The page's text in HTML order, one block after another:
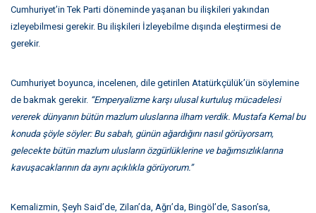
Cumhuriyet’in Tek Parti döneminde yaşanan bu ilişkileri yakından
izleyebilmesi gerekir. Bu ilişkileri İzleyebilme dışında eleştirmesi de
gerekir.
Cumhuriyet boyunca, incelenen, dile getirilen Atatürkçülük’ün söylemine
de bakmak gerekir. “Emperyalizme karşı ulusal kurtuluş mücadelesi
vererek dünyanın bütün mazlum uluslarına ilham verdik. Mustafa Kemal bu
konuda şöyle söyler: Bu sabah, günün ağardığını nasıl görüyorsam,
gelecekte bütün mazlum ulusların özgürlüklerine ve bağımsızlıklarına
kavuşacaklarının da aynı açıklıkla görüyorum.”
Kemalizmin, Şeyh Said’de, Zilan’da, Ağrı’da, Bingöl’de, Sason’sa,